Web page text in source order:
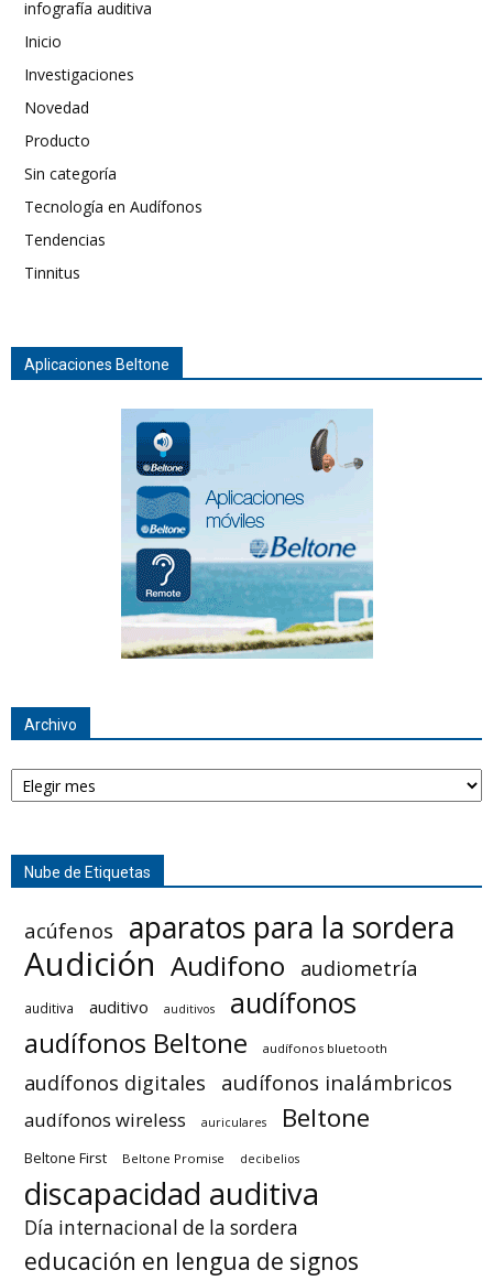
infografía auditiva
Inicio
Investigaciones
Novedad
Producto
Sin categoría
Tecnología en Audífonos
Tendencias
Tinnitus
Aplicaciones Beltone
Archivo
Archivo
Nube de Etiquetas
acúfenos aparatos para la sordera
Audición Audifono audiometría
auditiva auditivo auditivos audífonos
audífonos Beltone audífonos bluetooth
audífonos digitales audífonos inalámbricos
audífonos wireless auriculares Beltone
Beltone First Beltone Promise decibelios
discapacidad auditiva
Día internacional de la sordera
educación en lengua de signos